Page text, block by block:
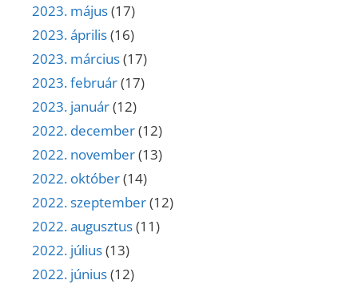
2023. május(17)
2023. április(16)
2023. március(17)
2023. február(17)
2023. január(12)
2022. december(12)
2022. november(13)
2022. október(14)
2022. szeptember(12)
2022. augusztus(11)
2022. július(13)
2022. június(12)